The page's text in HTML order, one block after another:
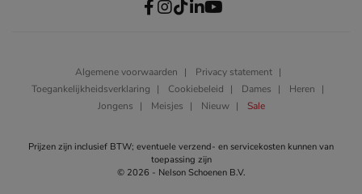
Algemene voorwaarden
Privacy statement
Toegankelijkheidsverklaring
Cookiebeleid Dames
Heren
Jongens
Meisjes Nieuw Sale
Prijzen zijn inclusief BTW; eventuele verzend- en servicekosten kunnen van
toepassing zijn
© 2026 - Nelson Schoenen B.V.